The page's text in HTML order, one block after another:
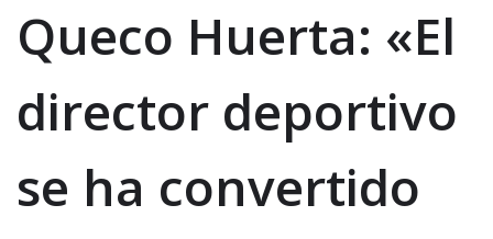
Queco Huerta: «El
director deportivo
se ha convertido